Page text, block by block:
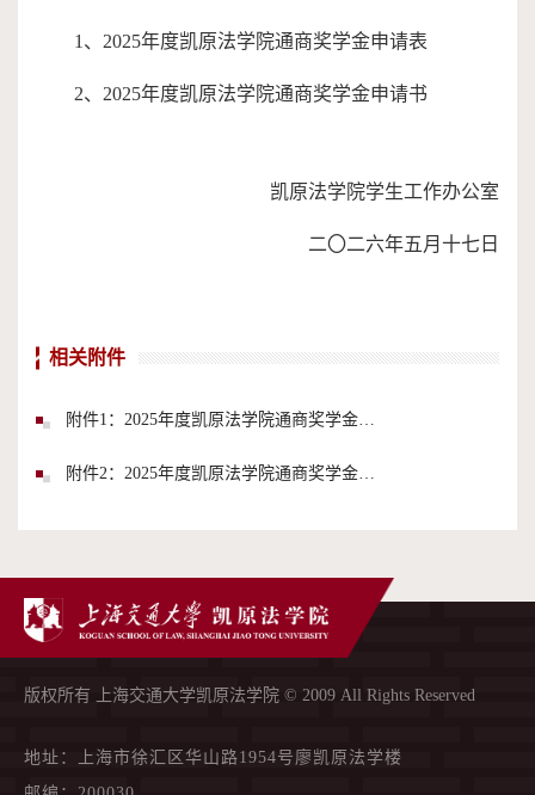
1、 2025年度凯原法学院通商奖学金申请表
2、 2025年度凯原法学院通商奖学金申请书
凯原法学院学生工作办公室
二〇二六年五月十七日
相关附件
附件1：2025年度凯原法学院通商奖学金申请表.docx
附件2：2025年度凯原法学院通商奖学金申请书.docx
版权所有 上海交通大学凯原法学院 © 2009 All Rights Reserved
地址：上海市徐汇区华山路1954号廖凯原法学楼